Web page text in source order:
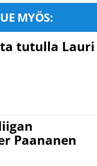
MYÖS:
tutulla Lauri
Paananen